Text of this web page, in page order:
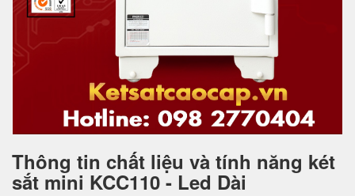
Thông tin chất liệu và tính năng két
sắt mini KCC110 - Led Dài